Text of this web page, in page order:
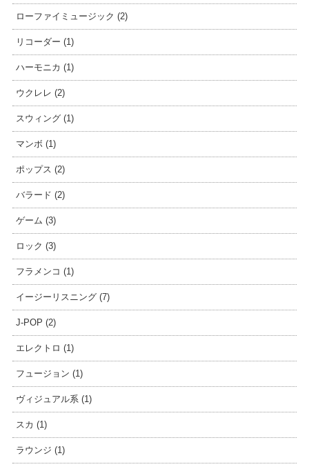
ローファイミュージック (2)
リコーダー (1)
ハーモニカ (1)
ウクレレ (2)
スウィング (1)
マンボ (1)
ポップス (2)
バラード (2)
ゲーム (3)
ロック (3)
フラメンコ (1)
イージーリスニング (7)
J-POP (2)
エレクトロ (1)
フュージョン (1)
ヴィジュアル系 (1)
スカ (1)
ラウンジ (1)